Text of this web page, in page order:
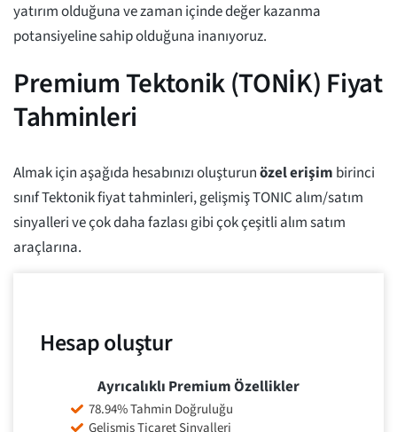
yatırım olduğuna ve zaman içinde değer kazanma
potansiyeline sahip olduğuna inanıyoruz.
Premium Tektonik (TONİK) Fiyat
Tahminleri
Almak için aşağıda hesabınızı oluşturunözel erişim birinci
sınıf Tektonik fiyat tahminleri, gelişmiş TONIC alım/satım
sinyalleri ve çok daha fazlası gibi çok çeşitli alım satım
araçlarına.
Hesap oluştur
Ayrıcalıklı Premium Özellikler
78.94% Tahmin Doğruluğu
Gelişmiş Ticaret Sinyalleri